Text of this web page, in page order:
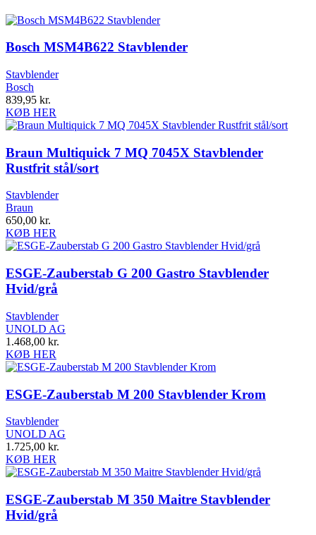
Bosch MSM4B622 Stavblender
Stavblender
Bosch
839,95 kr.
KØB HER
Braun Multiquick 7 MQ 7045X Stavblender
Rustfrit stål/sort
Stavblender
Braun
650,00 kr.
KØB HER
ESGE-Zauberstab G 200 Gastro Stavblender
Hvid/grå
Stavblender
UNOLD AG
1.468,00 kr.
KØB HER
ESGE-Zauberstab M 200 Stavblender Krom
Stavblender
UNOLD AG
1.725,00 kr.
KØB HER
ESGE-Zauberstab M 350 Maitre Stavblender
Hvid/grå